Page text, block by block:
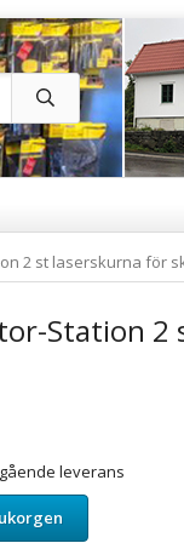
2 st laserskurna för
Station 2
leverans